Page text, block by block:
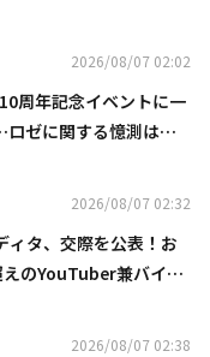
2026/08/07 02:02
周年記念イベントに一
ゼに関する憶測は否
2026/08/07 02:32
ィタ、交際を公表！お
のYouTuber兼バイオ
2026/08/07 02:38